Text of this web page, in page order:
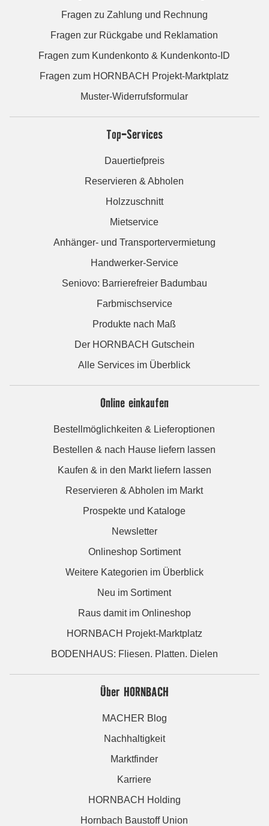
Fragen zu Zahlung und Rechnung
Fragen zur Rückgabe und Reklamation
Fragen zum Kundenkonto & Kundenkonto-ID
Fragen zum HORNBACH Projekt-Marktplatz
Muster-Widerrufsformular
Top-Services
Dauertiefpreis
Reservieren & Abholen
Holzzuschnitt
Mietservice
Anhänger- und Transportervermietung
Handwerker-Service
Seniovo: Barrierefreier Badumbau
Farbmischservice
Produkte nach Maß
Der HORNBACH Gutschein
Alle Services im Überblick
Online einkaufen
Bestellmöglichkeiten & Lieferoptionen
Bestellen & nach Hause liefern lassen
Kaufen & in den Markt liefern lassen
Reservieren & Abholen im Markt
Prospekte und Kataloge
Newsletter
Onlineshop Sortiment
Weitere Kategorien im Überblick
Neu im Sortiment
Raus damit im Onlineshop
HORNBACH Projekt-Marktplatz
BODENHAUS: Fliesen. Platten. Dielen
Über HORNBACH
MACHER Blog
Nachhaltigkeit
Marktfinder
Karriere
HORNBACH Holding
Hornbach Baustoff Union